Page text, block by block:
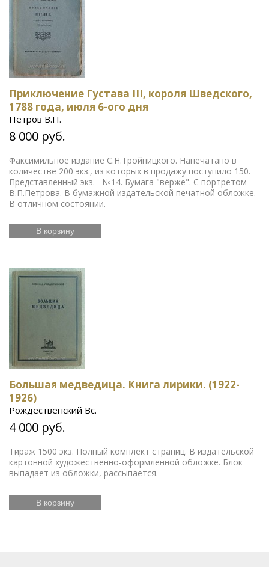
Приключение Густава III, короля Шведского,
1788 года, июля 6-ого дня
Петров В.П.
8 000 руб.
Факсимильное издание С.Н.Тройницкого. Напечатано в
количестве 200 экз., из которых в продажу поступило 150.
Представленный экз. - №14. Бумага "верже". С портретом
В.П.Петрова. В бумажной издательской печатной обложке.
В отличном состоянии.
В корзину
Большая медведица. Книга лирики. (1922-
1926)
Рождественский Вс.
4 000 руб.
Тираж 1500 экз. Полный комплект страниц. В издательской
картонной художественно-оформленной обложке. Блок
выпадает из обложки, рассыпается.
В корзину